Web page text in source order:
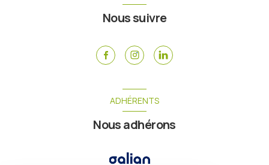
Nous suivre
ADHÉRENTS
Nous adhérons